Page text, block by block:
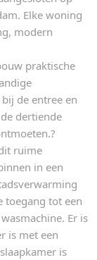
Elke woning
modern
praktische
de entree en
dertiende
ruime
in een
toegang tot een
Er is
is met een
is